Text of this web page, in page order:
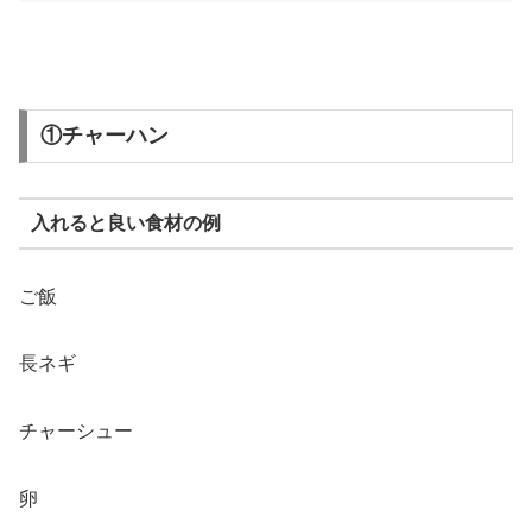
①チャーハン
入れると良い食材の例
ご飯
長ネギ
チャーシュー
卵